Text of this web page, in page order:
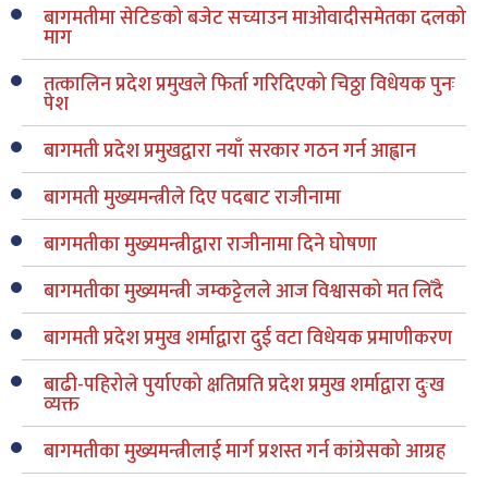
बागमतीमा सेटिङको बजेट सच्याउन माओवादीसमेतका दलको
माग
तत्कालिन प्रदेश प्रमुखले फिर्ता गरिदिएको चिठ्ठा विधेयक पुनः
पेश
बागमती प्रदेश प्रमुखद्वारा नयाँ सरकार गठन गर्न आह्वान
बागमती मुख्यमन्त्रीले दिए पदबाट राजीनामा
बागमतीका मुख्यमन्त्रीद्वारा राजीनामा दिने घोषणा
बागमतीका मुख्यमन्त्री जम्कट्टेलले आज विश्वासको मत लिँदै
बागमती प्रदेश प्रमुख शर्माद्वारा दुई वटा विधेयक प्रमाणीकरण
बाढी-पहिरोले पुर्याएको क्षतिप्रति प्रदेश प्रमुख शर्माद्वारा दुःख
व्यक्त
बागमतीका मुख्यमन्त्रीलाई मार्ग प्रशस्त गर्न कांग्रेसको आग्रह